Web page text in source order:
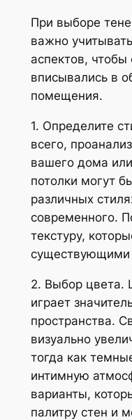
При выборе
важно
аспектов,
вписывались в
помещения.
1. Определите
всего,
вашего дома
потолки могут
различных
современного.
текстуру,
существующими
2. Выбор цвета.
играет
пространства.
визуально
тогда как
интимную
варианты,
палитру стен и